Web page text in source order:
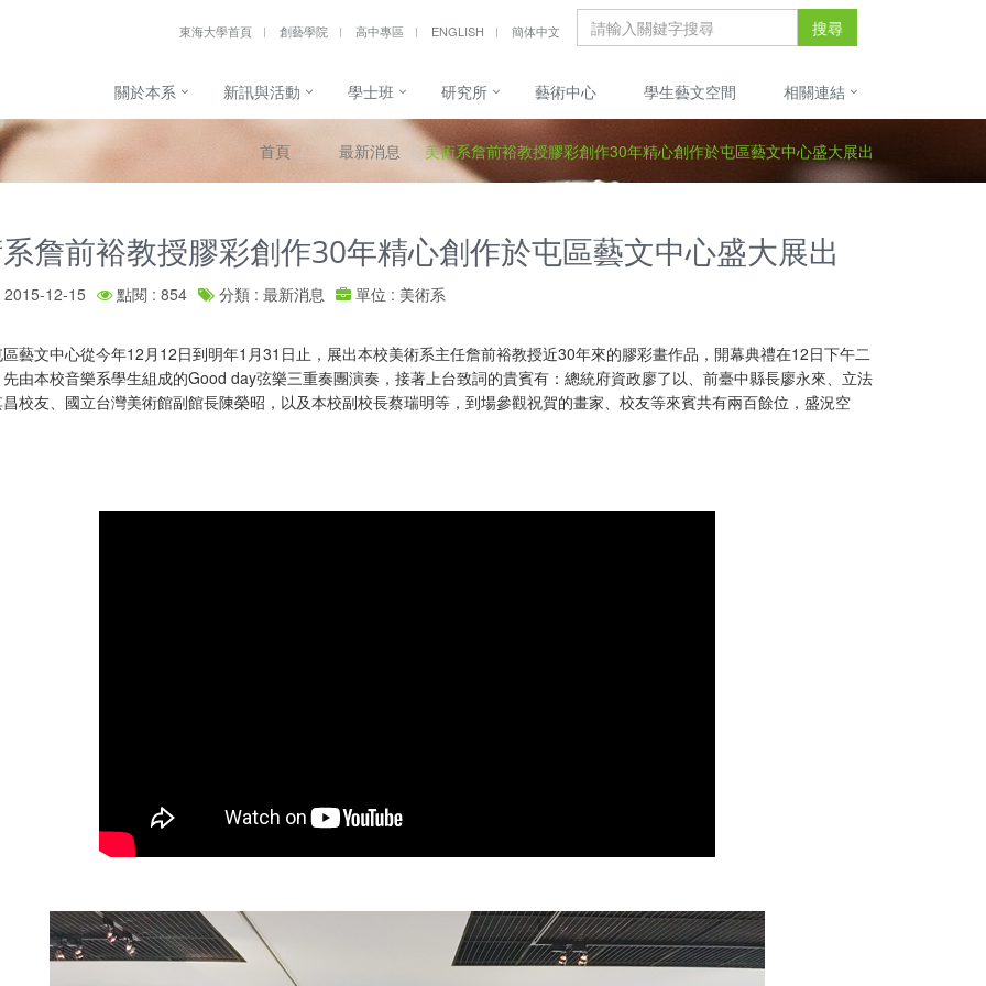
東海大學首頁 創藝學院 高中專區 ENGLISH 簡体中文 搜尋
關於本系 新訊與活動 學士班 研究所 藝術中心 學生藝文空間 相關連結
首頁 最新消息 美術系詹前裕教授膠彩創作30年精心創作於屯區藝文中心盛大展出
詹前裕教授膠彩創作30年精心創作於屯區藝文中心盛大展出
12-15 點閱 : 854 分類 : 最新消息 單位 : 美術系
藝文中心從今年12月12日到明年1月31日止，展出本校美術系主任詹前裕教授近30年來的膠彩畫作品，開幕典禮在12日下午二
由本校音樂系學生組成的Good day弦樂三重奏團演奏，接著上台致詞的貴賓有：總統府資政廖了以、前臺中縣長廖永來、立法
校友、國立台灣美術館副館長陳榮昭，以及本校副校長蔡瑞明等，到場參觀祝賀的畫家、校友等來賓共有兩百餘位，盛況空